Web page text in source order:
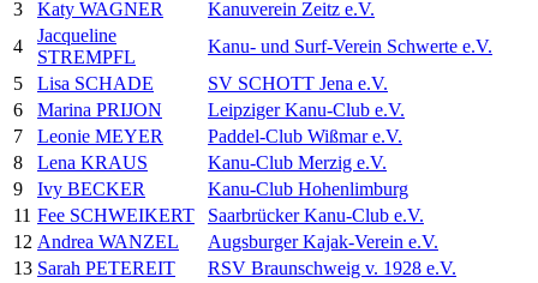
3
Katy WAGNER
Kanuverein Zeitz e.V.
4
Jacqueline
STREMPFL
Kanu- und Surf-Verein Schwerte e.V.
5
Lisa SCHADE
SV SCHOTT Jena e.V.
6
Marina PRIJON
Leipziger Kanu-Club e.V.
7
Leonie MEYER
Paddel-Club Wißmar e.V.
8
Lena KRAUS
Kanu-Club Merzig e.V.
9
Ivy BECKER
Kanu-Club Hohenlimburg
11 Fee SCHWEIKERT
Saarbrücker Kanu-Club e.V.
12 Andrea WANZEL
Augsburger Kajak-Verein e.V.
13 Sarah PETEREIT
RSV Braunschweig v. 1928 e.V.